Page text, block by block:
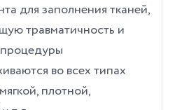
для заполнения тканей,
травматичность и
во всех типах
плотной,